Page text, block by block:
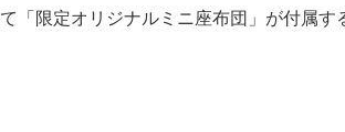
て「限定オリジナルミニ座布団」が付属す